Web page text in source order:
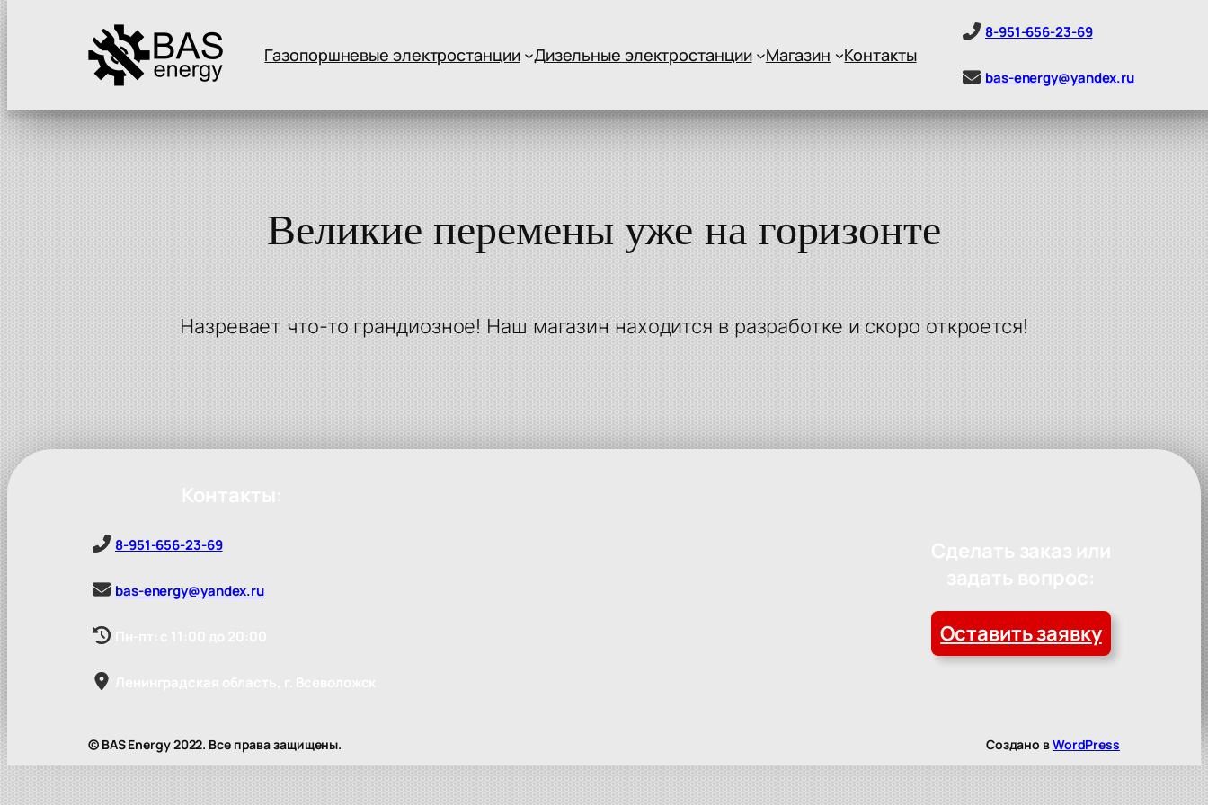
Газопоршневые электростанции Дизельные электростанции Магазин Контакты
8-951-656-23-69
bas-energy@yandex.ru
Великие перемены уже на горизонте
Назревает что-то грандиозное! Наш магазин находится в разработке и скоро откроется!
8-951-656-23-69
bas-energy@yandex.ru
Оставить заявку
© BAS Energy 2022. Все права защищены. Создано вWordPress